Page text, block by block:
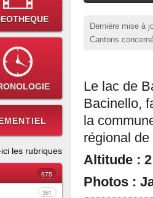
les rubriques
975
361
Dernière mise à
Cantons
Le lac de
Bacinello,
la
régional
Altitude :
Photos :